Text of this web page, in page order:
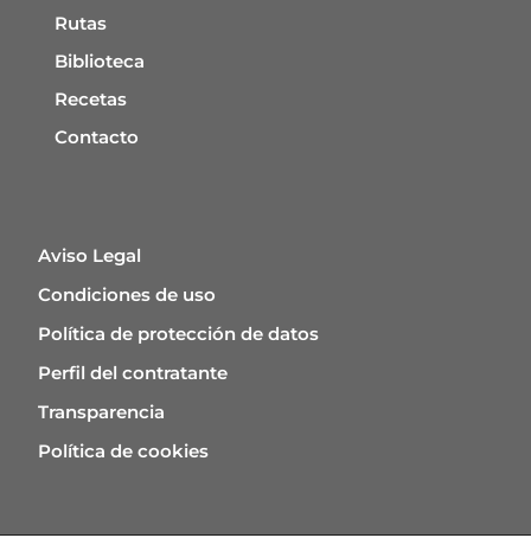
Rutas
Biblioteca
Recetas
Contacto
Aviso Legal
Condiciones de uso
Política de protección de datos
Perfil del contratante
Transparencia
Política de cookies